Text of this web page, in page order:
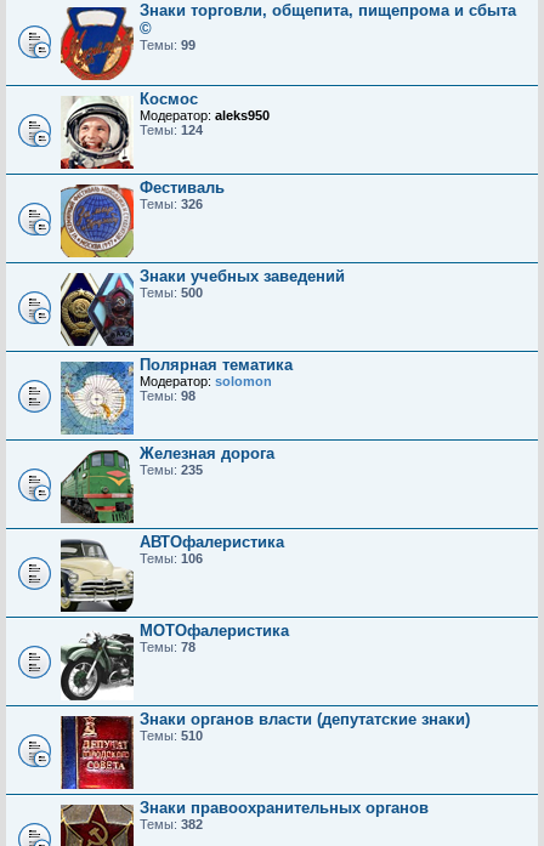
Знаки торговли, общепита, пищепрома и сбыта
©
Темы: 99
Космос
Модератор: aleks950
Темы: 124
Фестиваль
Темы: 326
Знаки учебных заведений
Темы: 500
Полярная тематика
Модератор: solomon
Темы: 98
Железная дорога
Темы: 235
АВТОфалеристика
Темы: 106
МОТОфалеристика
Темы: 78
Знаки органов власти (депутатские знаки)
Темы: 510
Знаки правоохранительных органов
Темы: 382